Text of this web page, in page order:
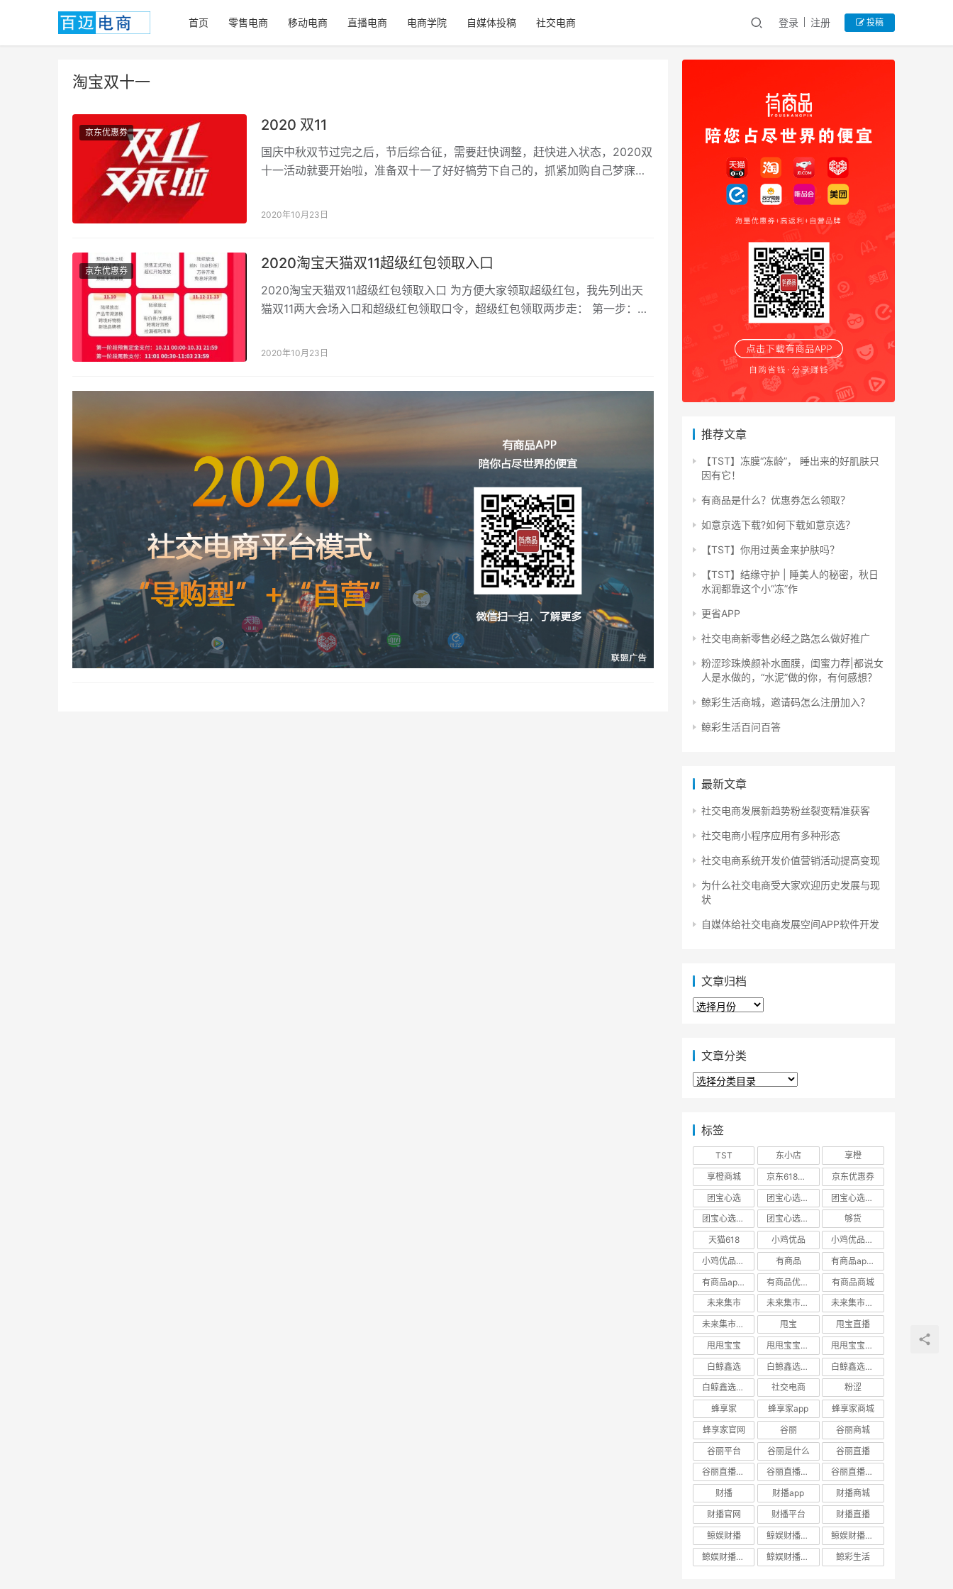
首页 零售电商 移动电商 直播电商 电商学院 自媒体投稿 社交电商 登录 注册 投稿
淘宝双十一
京东优惠券 2020 双11
国庆中秋双节过完之后，节后综合征，需要赶快调整，赶快进入状态，2020双
十一活动就要开始啦，准备双十一了好好犒劳下自己的，抓紧加购自己梦寐以
2020年10月23日
京东优惠券 2020淘宝天猫双11超级红包领取入口
2020淘宝天猫双11超级红包领取入口 为方便大家领取超级红包，我先列出天
猫双11两大会场入口和超级红包领取口令，超级红包领取两步走： 第一步：超
2020年10月23日
推荐文章
【TST】冻膜“冻龄”， 睡出来的好肌肤只
因有它！
有商品是什么？优惠券怎么领取？
如意京选下载?如何下载如意京选？
【TST】你用过黄金来护肤吗？
【TST】结缘守护 | 睡美人的秘密，秋日
水润都靠这个小“冻”作
更省APP
社交电商新零售必经之路怎么做好推广
粉涩珍珠焕颜补水面膜，闺蜜力荐|都说女
人是水做的，“水泥”做的你，有何感想？
鲸彩生活商城，邀请码怎么注册加入？
鲸彩生活百问百答
最新文章
社交电商发展新趋势粉丝裂变精准获客
社交电商小程序应用有多种形态
社交电商系统开发价值营销活动提高变现
为什么社交电商受大家欢迎历史发展与现
状
自媒体给社交电商发展空间APP软件开发
文章归档
文
文章分类
文
标签
TST 东小店
享橙
享橙商城
京东618大促优惠券
京东优惠券
团宝心选
团宝心选商城
团宝心选官方网站
团宝心选官网
团宝心选小程序
够货
天猫618
小鸡优品
小鸡优品商城
小鸡优品官网
有商品
有商品app下载
有商品app邀请码
有商品优惠券
有商品商城
未来集市
未来集市app
未来集市商城
未来集市邀请码
甩宝
甩宝直播
甩甩宝宝
甩甩宝宝商城
甩甩宝宝直播
白鲸鑫选
白鲸鑫选APP
白鲸鑫选商城
白鲸鑫选官网
社交电商
粉涩
蜂享家
蜂享家app
蜂享家商城
蜂享家官网
谷丽
谷丽商城
谷丽平台
谷丽是什么
谷丽直播
谷丽直播官网
谷丽直播平台
谷丽直播怎么加入
财播
财播app
财播商城
财播官网
财播平台
财播直播
鲸娱财播
鲸娱财播app
鲸娱财播商城
鲸娱财播官网
鲸娱财播直播 鲸彩生活